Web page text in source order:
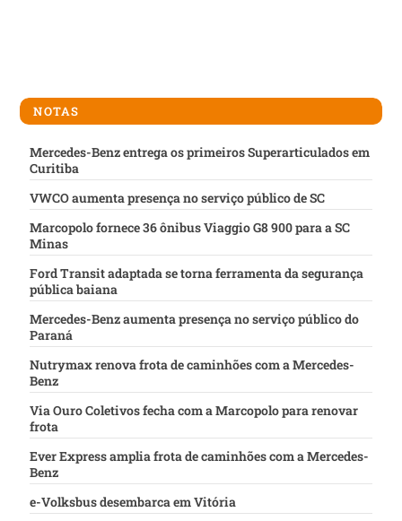
NOTAS
Mercedes-Benz entrega os primeiros Superarticulados em
Curitiba
VWCO aumenta presença no serviço público de SC
Marcopolo fornece 36 ônibus Viaggio G8 900 para a SC
Minas
Ford Transit adaptada se torna ferramenta da segurança
pública baiana
Mercedes-Benz aumenta presença no serviço público do
Paraná
Nutrymax renova frota de caminhões com a Mercedes-
Benz
Via Ouro Coletivos fecha com a Marcopolo para renovar
frota
Ever Express amplia frota de caminhões com a Mercedes-
Benz
e-Volksbus desembarca em Vitória